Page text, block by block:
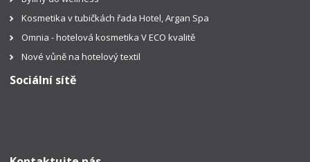
Kosmetika v tubičkách řada Hotel, Argan Spa
Omnia - hotelová kosmetika V ECO kvalitě
Nové vůně na hotelový textil
Sociální sítě